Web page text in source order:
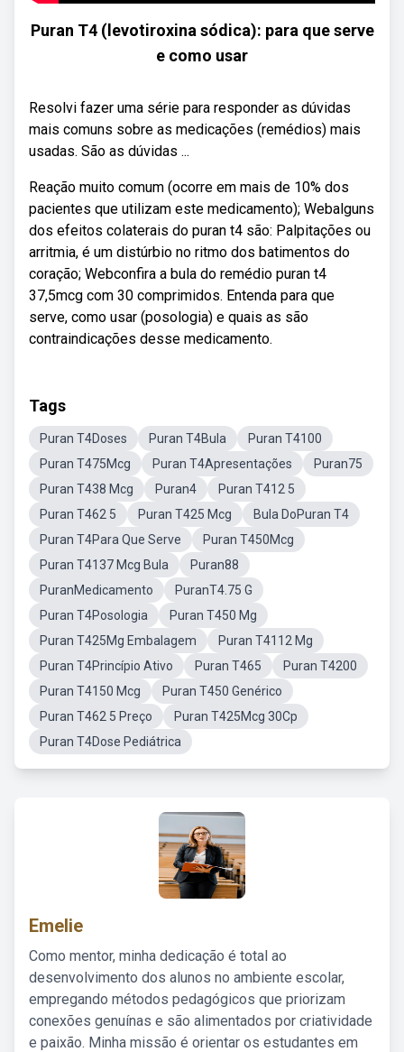
Puran T4 (levotiroxina sódica): para que serve
e como usar
Resolvi fazer uma série para responder as dúvidas
mais comuns sobre as medicações (remédios) mais
usadas. São as dúvidas ...
Reação muito comum (ocorre em mais de 10% dos
pacientes que utilizam este medicamento); Webalguns
dos efeitos colaterais do puran t4 são: Palpitações ou
arritmia, é um distúrbio no ritmo dos batimentos do
coração; Webconfira a bula do remédio puran t4
37,5mcg com 30 comprimidos. Entenda para que
serve, como usar (posologia) e quais as são
contraindicações desse medicamento.
Tags
Puran T4Doses Puran T4Bula
Puran T4100
Puran T475Mcg
Puran T4Apresentações
Puran75
Puran T438 Mcg
Puran4
Puran T412 5
Puran T462 5
Puran T425 Mcg
Bula DoPuran T4
Puran T4Para Que Serve
Puran T450Mcg
Puran T4137 Mcg Bula
Puran88
PuranMedicamento
PuranT4.75 G
Puran T4Posologia
Puran T450 Mg
Puran T425Mg Embalagem
Puran T4112 Mg
Puran T4Princípio Ativo
Puran T465
Puran T4200
Puran T4150 Mcg
Puran T450 Genérico
Puran T462 5 Preço
Puran T425Mcg 30Cp
Puran T4Dose Pediátrica
Emelie
Como mentor, minha dedicação é total ao
desenvolvimento dos alunos no ambiente escolar,
empregando métodos pedagógicos que priorizam
conexões genuínas e são alimentados por criatividade
e paixão. Minha missão é orientar os estudantes em